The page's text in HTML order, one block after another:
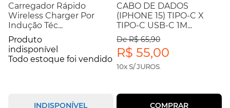
Carregador Rápido
Wireless Charger Por
Indução Téc...
Produto
indisponível
Todo estoque foi vendido
INDISPONÍVEL
CABO DE DADOS
(IPHONE 15) TIPO-C X
TIPO-C USB-C 1M...
De R$ 65,90
R$ 55,00
10x S/ JUROS
COMPRAR